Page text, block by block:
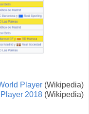
Player (Wikipedia)
2018 (Wikipedia)